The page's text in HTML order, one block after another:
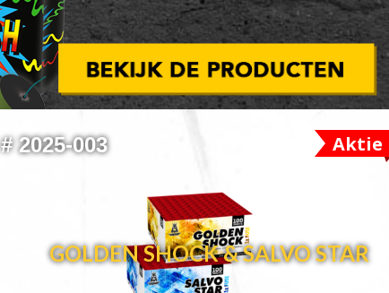
#2025-003 Aktie
GOLDEN SHOCK & SALVO STAR